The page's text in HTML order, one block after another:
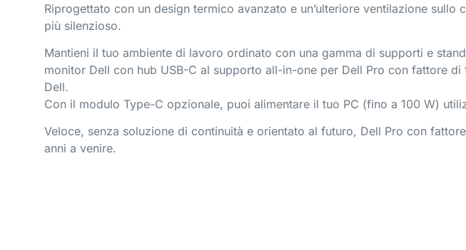
Riprogettato con un design termico avanzato e un’ulteriore ventilazione
più silenzioso.
Mantieni il tuo ambiente di lavoro ordinato con una gamma di supporti e
monitor Dell con hub USB-C al supporto all-in-one per Dell Pro con fattore
Dell.
Con il modulo Type-C opzionale, puoi alimentare il tuo PC (fino a 100 W)
Veloce, senza soluzione di continuità e orientato al futuro, Dell Pro con
anni a venire.